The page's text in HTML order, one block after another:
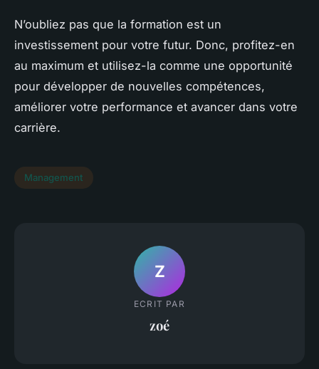
N’oubliez pas que la formation est un
investissement pour votre futur. Donc, profitez-en
au maximum et utilisez-la comme une opportunité
pour développer de nouvelles compétences,
améliorer votre performance et avancer dans votre
carrière.
Management
Z
ECRIT PAR
zoé